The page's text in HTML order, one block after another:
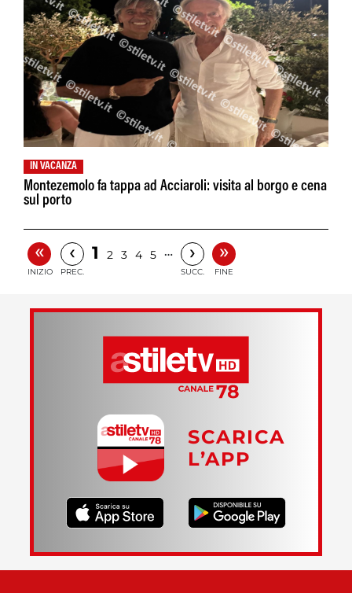
IN VACANZA
Montezemolo fa tappa ad Acciaroli: visita al borgo e cena
sul porto
«
INIZIO
‹
PREC.
1 2 3 4 5 … ›
SUCC.
»
FINE
SCARICA
L’APP